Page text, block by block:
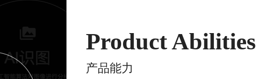
Product Abilities
产品能力